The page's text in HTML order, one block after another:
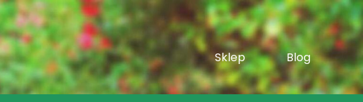
Sklep
Blog